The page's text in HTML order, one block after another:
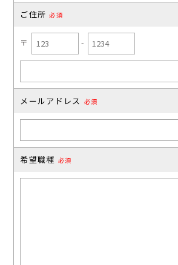
ご住所 必須
〒 -
メールアドレス 必須
希望職種 必須